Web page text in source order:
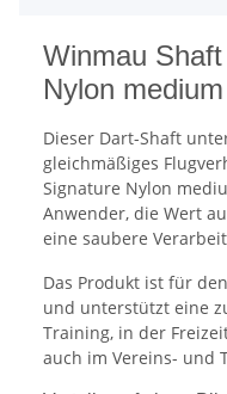
Winmau
Nylon
Dieser Dart-Shaft
gleichmäßiges
Signature Nylon
Anwender, die Wert
eine saubere
Das Produkt ist für
und unterstützt eine
Training, in der
auch im Vereins- und